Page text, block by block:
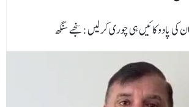
کی پادو کائیں ہی چوری کر لیں :سنجے سنگھ